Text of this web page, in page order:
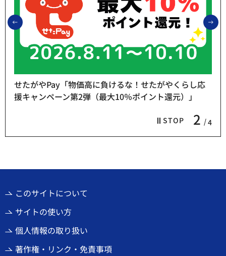
前のスライドを表示
STOP 2 4
せたがやPay「物価高に負けるな！せたがやくらし応
援キャンペーン第2弾（最大10％ポイント還元）」
このサイトについて
サイトの使い方
個人情報の取り扱い
著作権・リンク・免責事項